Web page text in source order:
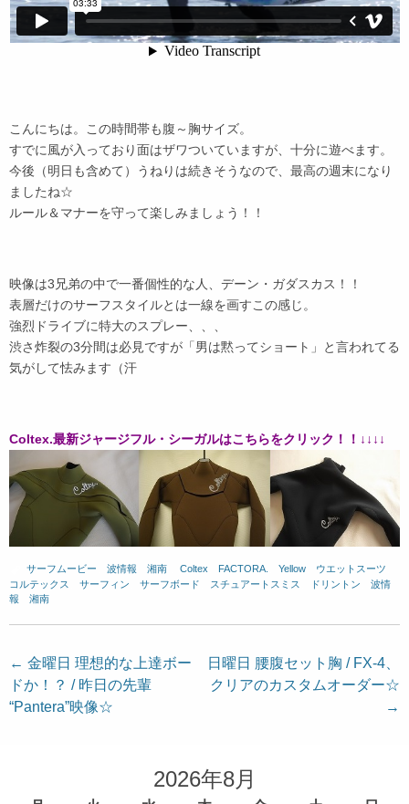
こんにちは。この時間帯も腹～胸サイズ。
すでに風が入っており面はザワついていますが、十分に遊べます。
今後（明日も含めて）うねりは続きそうなので、最高の週末になり
ましたね☆
ルール＆マナーを守って楽しみましょう！！
映像は3兄弟の中で一番個性的な人、デーン・ガダスカス！！
表層だけのサーフスタイルとは一線を画すこの感じ。
強烈ドライブに特大のスプレー、、、
渋さ炸裂の3分間は必見ですが「男は黙ってショート」と言われてる
気がして怯みます（汗
Coltex.最新ジャージフル・シーガルはこちらをクリック！！↓↓↓↓
サーフムービー 波情報 湘南 Coltex FACTORA. Yellow ウエットスーツ
コルテックス
サーフィン サーフボード スチュアートスミス ドリントン
波情
報 湘南
投
稿
ナ
← 金曜日 理想的な上達ボー
ドか！？ / 昨日の先輩
“Pantera”映像☆
日曜日 腰腹セット胸 / FX-4、
クリアのカスタムオーダー☆
→
2026年8月